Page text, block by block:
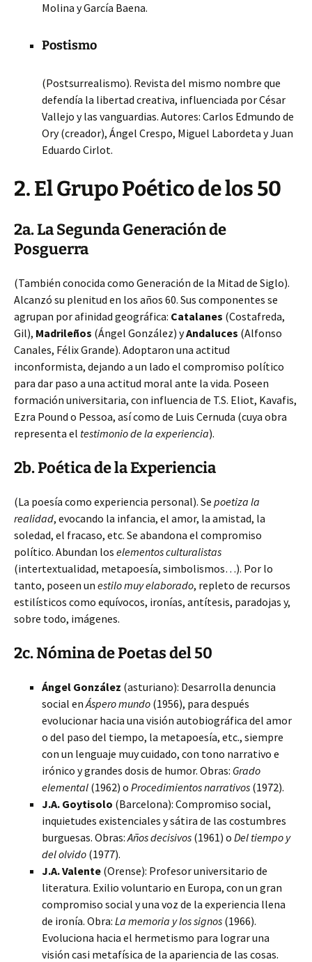
Molina y García Baena.
Postismo
(Postsurrealismo). Revista del mismo nombre que
defendía la libertad creativa, influenciada por César
Vallejo y las vanguardias. Autores: Carlos Edmundo de
Ory (creador), Ángel Crespo, Miguel Labordeta y Juan
Eduardo Cirlot.
2. El Grupo Poético de los 50
2a. La Segunda Generación de
Posguerra
(También conocida como Generación de la Mitad de Siglo).
Alcanzó su plenitud en los años 60. Sus componentes se
agrupan por afinidad geográfica: Catalanes (Costafreda,
Gil), Madrileños (Ángel González) yAndaluces (Alfonso
Canales, Félix Grande). Adoptaron una actitud
inconformista, dejando a un lado el compromiso político
para dar paso a una actitud moral ante la vida. Poseen
formación universitaria, con influencia de T.S. Eliot, Kavafis,
Ezra Pound o Pessoa, así como de Luis Cernuda (cuya obra
representa el testimonio de la experiencia).
2b. Poética de la Experiencia
(La poesía como experiencia personal). Se poetiza la
realidad, evocando la infancia, el amor, la amistad, la
soledad, el fracaso, etc. Se abandona el compromiso
político. Abundan los elementos culturalistas
(intertextualidad, metapoesía, simbolismos…). Por lo
tanto, poseen un estilo muy elaborado, repleto de recursos
estilísticos como equívocos, ironías, antítesis, paradojas y,
sobre todo, imágenes.
2c. Nómina de Poetas del 50
Ángel González (asturiano): Desarrolla denuncia
social enÁspero mundo (1956), para después
evolucionar hacia una visión autobiográfica del amor
o del paso del tiempo, la metapoesía, etc., siempre
con un lenguaje muy cuidado, con tono narrativo e
irónico y grandes dosis de humor. Obras: Grado
elemental (1962) o Procedimientos narrativos (1972).
J.A. Goytisolo (Barcelona): Compromiso social,
inquietudes existenciales y sátira de las costumbres
burguesas. Obras:Años decisivos (1961) o Del tiempo y
del olvido (1977).
J.A. Valente (Orense): Profesor universitario de
literatura. Exilio voluntario en Europa, con un gran
compromiso social y una voz de la experiencia llena
de ironía. Obra: La memoria y los signos (1966).
Evoluciona hacia el hermetismo para lograr una
visión casi metafísica de la apariencia de las cosas.